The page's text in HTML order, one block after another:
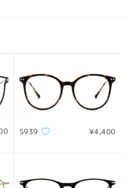
ハート顔 ひし形の顔 卵型の顔
際とは異なる場合があります。
概要
S939 ¥4,400